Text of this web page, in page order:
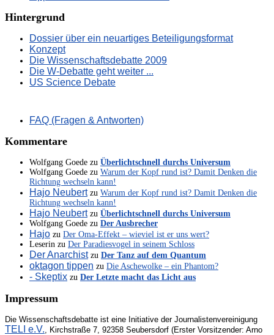
Hintergrund
Dossier über ein neuartiges Beteiligungsformat
Konzept
Die Wissenschaftsdebatte 2009
Die W-Debatte geht weiter ...
US Science Debate
FAQ (Fragen & Antworten)
Kommentare
Wolfgang Goede zu Überlichtschnell durchs Universum
Wolfgang Goede zu Warum der Kopf rund ist? Damit Denken die
Richtung wechseln kann!
Hajo Neubertzu Warum der Kopf rund ist? Damit Denken die
Richtung wechseln kann!
Hajo Neubertzu Überlichtschnell durchs Universum
Wolfgang Goede zu Der Ausbrecher
Hajo zu Der Oma-Effekt – wieviel ist er uns wert?
Leserin zu Der Paradiesvogel in seinem Schloss
Der Anarchistzu Der Tanz auf dem Quantum
oktagon tippen zu Die Aschewolke – ein Phantom?
- Skeptix zu Der Letzte macht das Licht aus
Impressum
Die Wissenschaftsdebatte ist eine Initiative der Journalistenvereinigung
TELI e.V., Kirchstraße 7, 92358 Seubersdorf (Erster Vorsitzender: Arno